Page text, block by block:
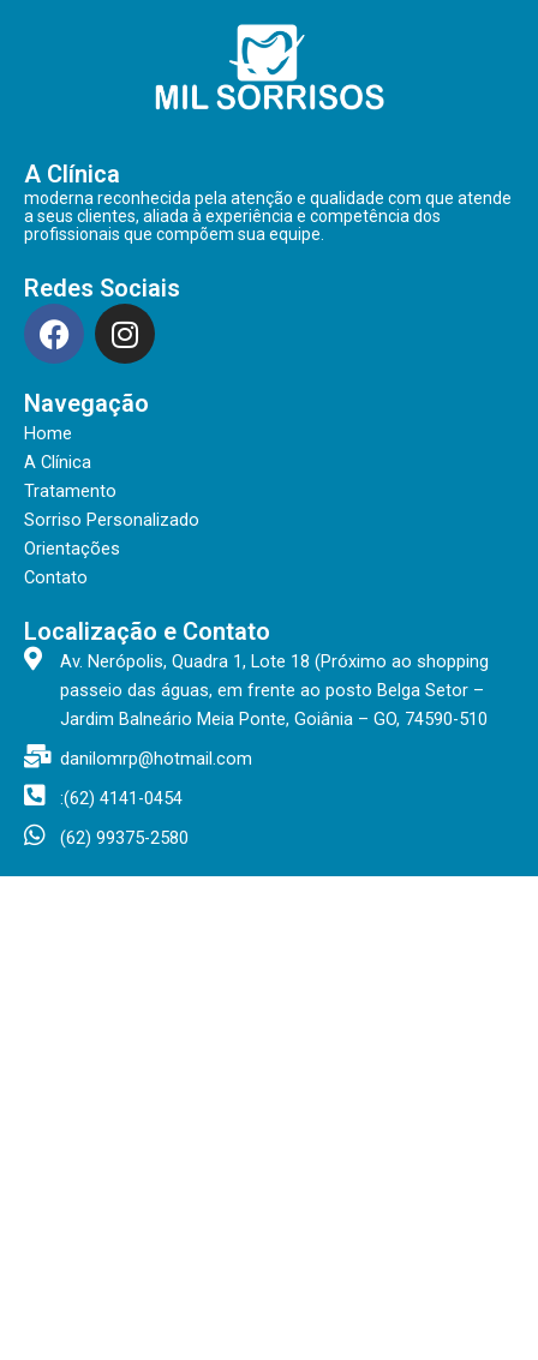
A Clínica
moderna reconhecida pela atenção e qualidade com que atende
a seus clientes, aliada à experiência e competência dos
profissionais que compõem sua equipe.
Redes Sociais
F
a
e
b
o
o
k
I
n
t
a
Navegação
Home
A Clínica
Tratamento
Sorriso Personalizado
Orientações
Contato
Localização e Contato
Av. Nerópolis, Quadra 1, Lote 18 (Próximo ao shopping
passeio das águas, em frente ao posto Belga Setor –
Jardim Balneário Meia Ponte, Goiânia – GO, 74590-510
danilomrp@hotmail.com
:(62) 4141-0454
(62) 99375-2580